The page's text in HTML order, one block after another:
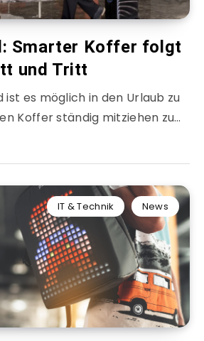
Smarter Koffer folgt
und Tritt
ist es möglich in den Urlaub zu
Koffer ständig mitziehen zu…
IT & Technik News